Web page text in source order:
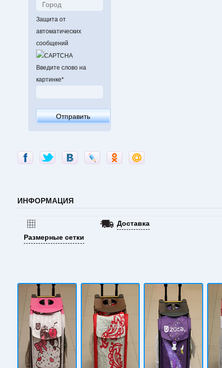
Защита от
автоматических
сообщений
Введите слово на
картинке*
ИНФОРМАЦИЯ
Размерные сетки
Доставка